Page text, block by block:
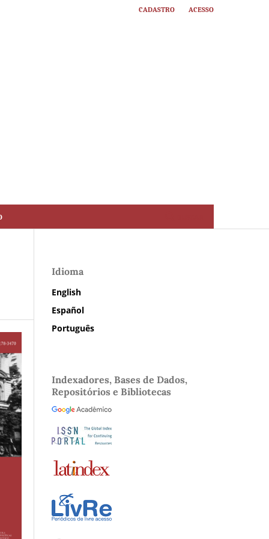
Cadastro Acesso
Idioma
English
Español
Português
Indexadores, Bases de Dados,
Repositórios e Bibliotecas